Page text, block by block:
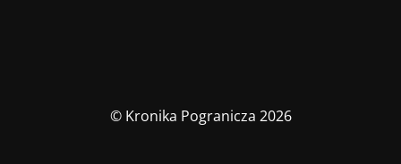
© Kronika Pogranicza 2026